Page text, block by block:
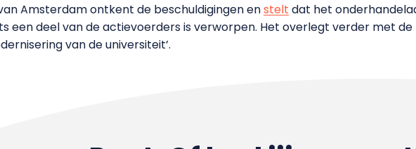
Amsterdam ontkent de beschuldigingen enstelt dat het
een deel van de actievoerders is verworpen. Het overlegt verder met
van de universiteit’.